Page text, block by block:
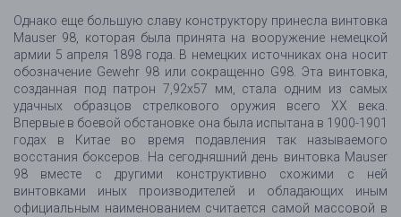
Однако еще большую славу конструктору принесла винтовка
Mauser 98, которая была принята на вооружение немецкой
армии 5 апреля 1898 года. В немецких источниках она носит
обозначение Gewehr 98 или сокращенно G98. Эта винтовка,
созданная под патрон 7,92х57 мм, стала одним из самых
удачных образцов стрелкового оружия всего XX века.
Впервые в боевой обстановке она была испытана в 1900-1901
годах в Китае во время подавления так называемого
восстания боксеров. На сегодняшний день винтовка Mauser
98 вместе с другими конструктивно схожими с ней
винтовками иных производителей и обладающих иным
официальным наименованием считается самой массовой в